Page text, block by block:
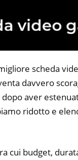
scheda
davvero
aver
ridotto e
cui budget,